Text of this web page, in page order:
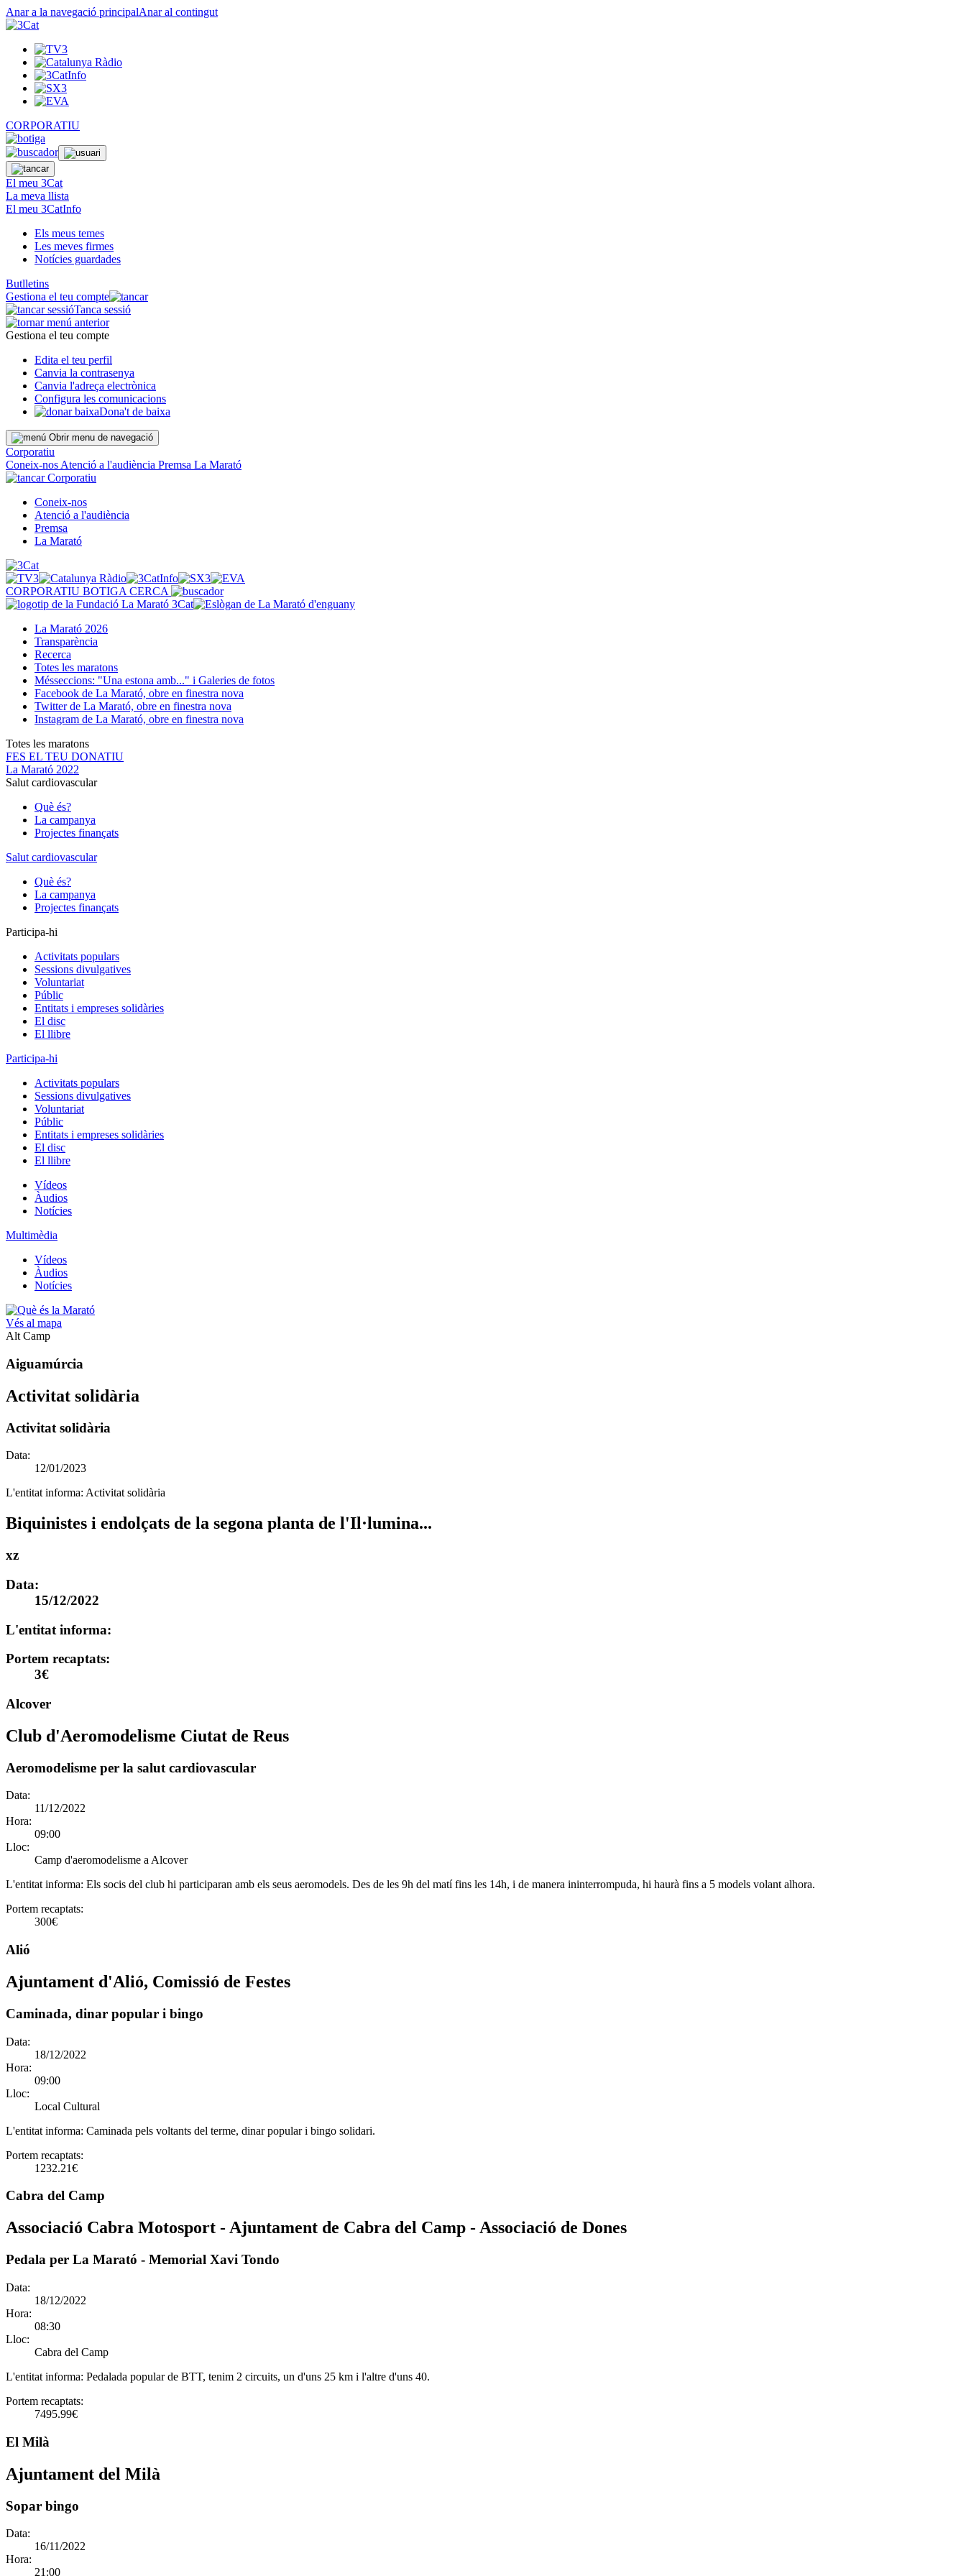
Anar a la navegació principalAnar al contingut
CORPORATIU
El meu 3Cat
La meva llista
El meu 3CatInfo
Els meus temes
Les meves firmes
Notícies guardades
Butlletins
Gestiona el teu compte
Tanca sessió
Gestiona el teu compte
Edita el teu perfil
Canvia la contrasenya
Canvia l'adreça electrònica
Configura les comunicacions
Dona't de baixa
Obrir menu de navegació
Corporatiu
Coneix-nos Atenció a l'audiència Premsa La Marató
Corporatiu
Coneix-nos
Atenció a l'audiència
Premsa
La Marató
CORPORATIU BOTIGA CERCA
La Marató 2026
Transparència
Recerca
Totes les maratons
Mésseccions: "Una estona amb..." i Galeries de fotos
Facebook de La Marató, obre en finestra nova
Twitter de La Marató, obre en finestra nova
Instagram de La Marató, obre en finestra nova
Totes les maratons
FES EL TEU DONATIU
La Marató 2022
Salut cardiovascular
Què és?
La campanya
Projectes finançats
Salut cardiovascular
Què és?
La campanya
Projectes finançats
Participa-hi
Activitats populars
Sessions divulgatives
Voluntariat
Públic
Entitats i empreses solidàries
El disc
El llibre
Participa-hi
Activitats populars
Sessions divulgatives
Voluntariat
Públic
Entitats i empreses solidàries
El disc
El llibre
Vídeos
Àudios
Notícies
Multimèdia
Vídeos
Àudios
Notícies
Vés al mapa
Alt Camp
Aiguamúrcia
Activitat solidària
Activitat solidària
Data:
12/01/2023
L'entitat informa: Activitat solidària
Biquinistes i endolçats de la segona planta de l'Il·lumina...
xz
Data:
15/12/2022
L'entitat informa:
Portem recaptats:
3€
Alcover
Club d'Aeromodelisme Ciutat de Reus
Aeromodelisme per la salut cardiovascular
Data:
11/12/2022
Hora:
09:00
Lloc:
Camp d'aeromodelisme a Alcover
L'entitat informa: Els socis del club hi participaran amb els seus aeromodels. Des de les 9h del matí fins les 14h, i de manera ininterrompuda, hi haurà fins a 5 models volant alhora.
Portem recaptats:
300€
Alió
Ajuntament d'Alió, Comissió de Festes
Caminada, dinar popular i bingo
Data:
18/12/2022
Hora:
09:00
Lloc:
Local Cultural
L'entitat informa: Caminada pels voltants del terme, dinar popular i bingo solidari.
Portem recaptats:
1232.21€
Cabra del Camp
Associació Cabra Motosport - Ajuntament de Cabra del Camp - Associació de Dones
Pedala per La Marató - Memorial Xavi Tondo
Data:
18/12/2022
Hora:
08:30
Lloc:
Cabra del Camp
L'entitat informa: Pedalada popular de BTT, tenim 2 circuits, un d'uns 25 km i l'altre d'uns 40.
Portem recaptats:
7495.99€
El Milà
Ajuntament del Milà
Sopar bingo
Data:
16/11/2022
Hora:
21:00